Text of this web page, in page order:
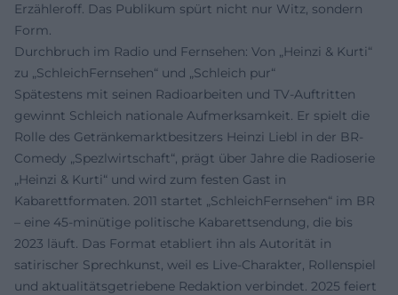
Erzähleroff. Das Publikum spürt nicht nur Witz, sondern
Form.
Durchbruch im Radio und Fernsehen: Von „Heinzi & Kurti“
zu „SchleichFernsehen“ und „Schleich pur“
Spätestens mit seinen Radioarbeiten und TV-Auftritten
gewinnt Schleich nationale Aufmerksamkeit. Er spielt die
Rolle des Getränkemarktbesitzers Heinzi Liebl in der BR-
Comedy „Spezlwirtschaft“, prägt über Jahre die Radioserie
„Heinzi & Kurti“ und wird zum festen Gast in
Kabarettformaten. 2011 startet „SchleichFernsehen“ im BR
– eine 45‑minütige politische Kabarettsendung, die bis
2023 läuft. Das Format etabliert ihn als Autorität in
satirischer Sprechkunst, weil es Live-Charakter, Rollenspiel
und aktualitätsgetriebene Redaktion verbindet. 2025 feiert